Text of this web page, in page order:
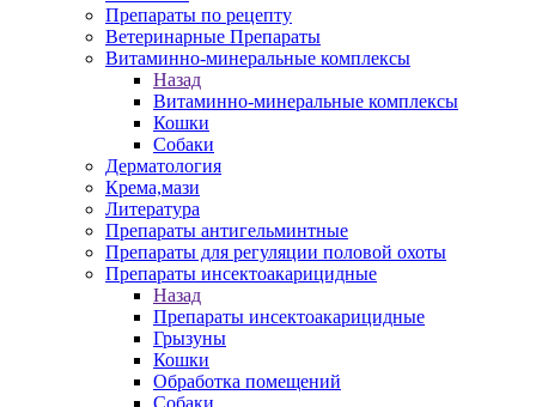
Препараты по рецепту
Ветеринарные Препараты
Витаминно-минеральные комплексы
Назад
Витаминно-минеральные комплексы
Кошки
Собаки
Дерматология
Крема,мази
Литература
Препараты антигельминтные
Препараты для регуляции половой охоты
Препараты инсектоакарицидные
Назад
Препараты инсектоакарицидные
Грызуны
Кошки
Обработка помещений
Собаки